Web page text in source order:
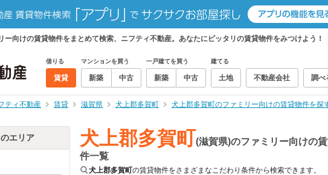
ー向けの賃貸物件をまとめて検索、ニフティ不動産。あなたにピッタリの賃貸物件をみつけよう！
借りる
賃貸
マンションを買う
新築 中古
一戸建てを買う
新築 中古
建てる
土地 不動産会社 調べ
ティ不動産 賃貸 滋賀県 犬上郡多賀町 犬上郡多賀町のファミリー向けの賃貸物件を探
エリア 犬上郡多賀町(滋賀県)のファミリー向けの
件一覧
犬上郡多賀町の賃貸物件をさまざまなこだわり条件から検索できます。